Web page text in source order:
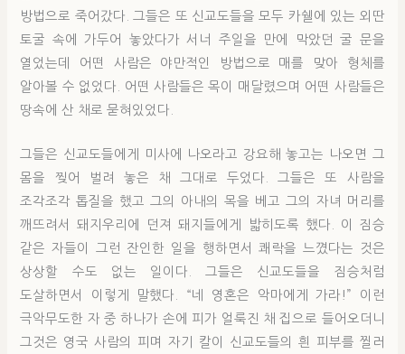
방법으로 죽어갔다. 그들은 또 신교도들을 모두 카쉘에 있는 외딴
토굴 속에 가두어 놓았다가 서너 주일을 만에 막았던 굴 문을
열었는데 어떤 사람은 야만적인 방법으로 매를 맞아 형체를
알아볼 수 없었다. 어떤 사람들은 목이 매달렸으며 어떤 사람들은
땅속에 산 채로 묻혀있었다.
그들은 신교도들에게 미사에 나오라고 강요해 놓고는 나오면 그
몸을 찢어 벌려 놓은 채 그대로 두었다. 그들은 또 사람을
조각조각 톱질을 했고 그의 아내의 목을 베고 그의 자녀 머리를
깨뜨려서 돼지우리에 던져 돼지들에게 밟히도록 했다. 이 짐승
같은 자들이 그런 잔인한 일을 행하면서 쾌락을 느꼈다는 것은
상상할 수도 없는 일이다. 그들은 신교도들을 짐승처럼
도살하면서 이렇게 말했다. “네 영혼은 악마에게 가라!” 이런
극악무도한 자 중 하나가 손에 피가 얼룩진 채 집으로 들어오더니
그것은 영국 사람의 피며 자기 칼이 신교도들의 흰 피부를 찔러